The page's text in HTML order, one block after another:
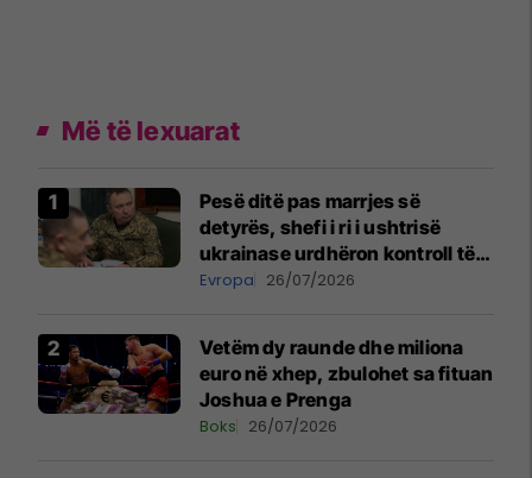
Më të lexuarat
Pesë ditë pas marrjes së
detyrës, shefi i ri i ushtrisë
ukrainase urdhëron kontroll të
madh
Evropa 26/07/2026
Vetëm dy raunde dhe miliona
euro në xhep, zbulohet sa fituan
Joshua e Prenga
Boks 26/07/2026